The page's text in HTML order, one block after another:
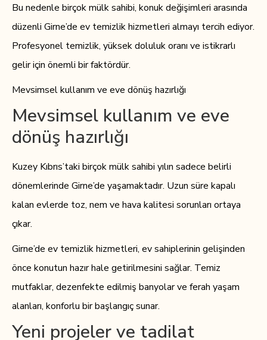
Bu nedenle birçok mülk sahibi, konuk değişimleri arasında
düzenli Girne’de ev temizlik hizmetleri almayı tercih ediyor.
Profesyonel temizlik, yüksek doluluk oranı ve istikrarlı
gelir için önemli bir faktördür.
Mevsimsel kullanım ve eve dönüş hazırlığı
Mevsimsel kullanım ve eve
dönüş hazırlığı
Kuzey Kıbrıs’taki birçok mülk sahibi yılın sadece belirli
dönemlerinde Girne’de yaşamaktadır. Uzun süre kapalı
kalan evlerde toz, nem ve hava kalitesi sorunları ortaya
çıkar.
Girne’de ev temizlik hizmetleri, ev sahiplerinin gelişinden
önce konutun hazır hale getirilmesini sağlar. Temiz
mutfaklar, dezenfekte edilmiş banyolar ve ferah yaşam
alanları, konforlu bir başlangıç sunar.
Yeni projeler ve tadilat